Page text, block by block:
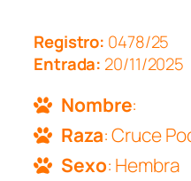
Registro: 0478/25
Entrada: 20/11/2025
Nombre:
Raza: Cruce
Sexo: Hembra